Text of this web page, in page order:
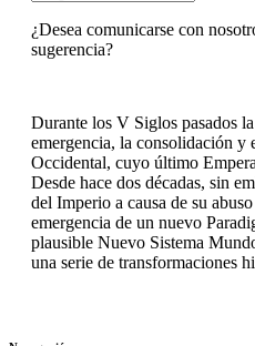
¿Desea comunicarse con
sugerencia?
Durante los V Siglos pasados
emergencia, la consolidación y
Occidental, cuyo último
Desde hace dos décadas, sin
del Imperio a causa de su
emergencia de un nuevo
plausible Nuevo Sistema
una serie de transformaciones